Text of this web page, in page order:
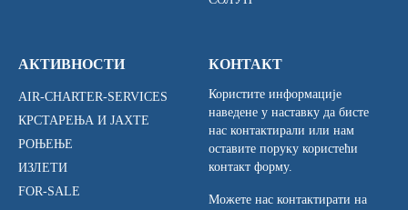
АКТИВНОСТИ
AIR-CHARTER-SERVICES
КРСТАРЕЊА И ЈАХТЕ
РОЊЕЊЕ
ИЗЛЕТИ
FOR-SALE
КОНТАКТ
Користите информације
наведене у наставку да бисте
нас контактирали или нам
оставите поруку користећи
контакт форму.
Можете нас контактирати на